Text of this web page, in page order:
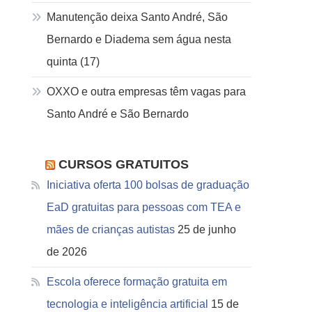
Manutenção deixa Santo André, São
Bernardo e Diadema sem água nesta
quinta (17)
OXXO e outra empresas têm vagas para
Santo André e São Bernardo
CURSOS GRATUITOS
Iniciativa oferta 100 bolsas de graduação
EaD gratuitas para pessoas com TEA e
mães de crianças autistas 25 de junho
de 2026
Escola oferece formação gratuita em
tecnologia e inteligência artificial 15 de